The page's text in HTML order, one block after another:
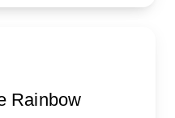
Rainbow